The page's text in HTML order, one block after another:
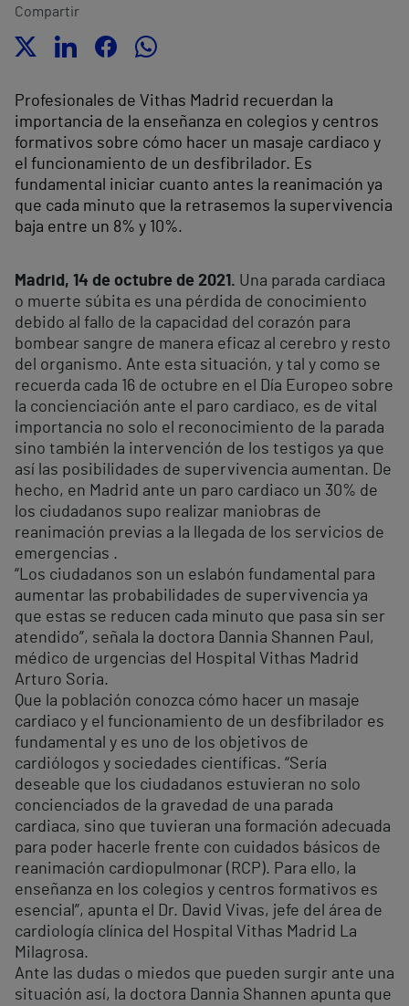
Compartir
Profesionales de Vithas Madrid recuerdan la
importancia de la enseñanza en colegios y centros
formativos sobre cómo hacer un masaje cardiaco y
el funcionamiento de un desfibrilador. Es
fundamental iniciar cuanto antes la reanimación ya
que cada minuto que la retrasemos la supervivencia
baja entre un 8% y 10%.
Madrid, 14 de octubre de 2021. Una parada cardiaca
o muerte súbita es una pérdida de conocimiento
debido al fallo de la capacidad del corazón para
bombear sangre de manera eficaz al cerebro y resto
del organismo. Ante esta situación, y tal y como se
recuerda cada 16 de octubre en el Día Europeo sobre
la concienciación ante el paro cardiaco, es de vital
importancia no solo el reconocimiento de la parada
sino también la intervención de los testigos ya que
así las posibilidades de supervivencia aumentan. De
hecho, en Madrid ante un paro cardiaco un 30% de
los ciudadanos supo realizar maniobras de
reanimación previas a la llegada de los servicios de
emergencias .
“Los ciudadanos son un eslabón fundamental para
aumentar las probabilidades de supervivencia ya
que estas se reducen cada minuto que pasa sin ser
atendido”, señala la doctora Dannia Shannen Paul,
médico de urgencias del Hospital Vithas Madrid
Arturo Soria.
Que la población conozca cómo hacer un masaje
cardiaco y el funcionamiento de un desfibrilador es
fundamental y es uno de los objetivos de
cardiólogos y sociedades científicas. “Sería
deseable que los ciudadanos estuvieran no solo
concienciados de la gravedad de una parada
cardiaca, sino que tuvieran una formación adecuada
para poder hacerle frente con cuidados básicos de
reanimación cardiopulmonar (RCP). Para ello, la
enseñanza en los colegios y centros formativos es
esencial”, apunta el Dr. David Vivas, jefe del área de
cardiología clínica del Hospital Vithas Madrid La
Milagrosa.
Ante las dudas o miedos que pueden surgir ante una
situación así, la doctora Dannia Shannen apunta que